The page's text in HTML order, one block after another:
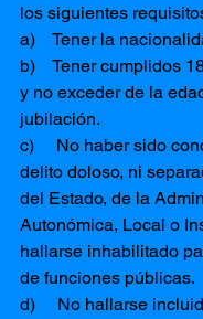
los siguientes
a)    Tener la
b)    Tener cumplidos
y no exceder de la
jubilación.
c)     No haber sido
delito doloso, ni
del Estado, de la
Autonómica, Local o
hallarse inhabilitado
de funciones públicas.
d)     No hallarse